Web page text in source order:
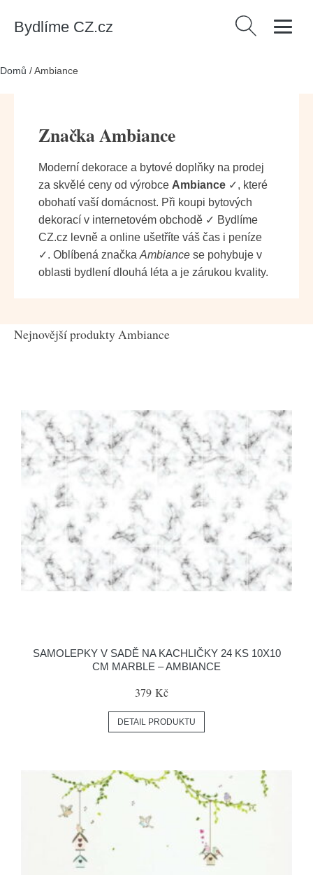
Bydlíme CZ.cz Vyhledávání
Domů /Ambiance
Značka Ambiance
Moderní dekorace a bytové doplňky na prodej
za skvělé ceny od výrobce Ambiance ✓, které
obohatí vaší domácnost. Při koupi bytových
dekorací v internetovém obchodě ✓ Bydlíme
CZ.cz levně a online ušetříte váš čas i peníze
✓. Oblíbená značka Ambiance se pohybuje v
oblasti bydlení dlouhá léta a je zárukou kvality.
Nejnovější produkty Ambiance
SAMOLEPKY V SADĚ NA KACHLIČKY 24 KS 10X10
CM MARBLE – AMBIANCE
379 Kč
DETAIL PRODUKTU